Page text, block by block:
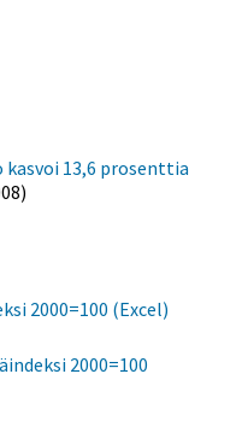
13,6 prosenttia
2000=100 (Excel)
2000=100